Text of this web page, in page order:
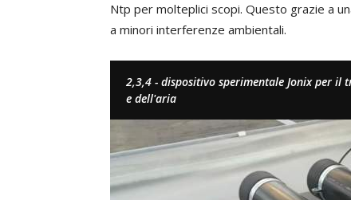
Ntp per molteplici scopi. Questo grazie a
a minori interferenze ambientali.
2,3,4 - dispositivo sperimentale Jonix per il
e dell'aria